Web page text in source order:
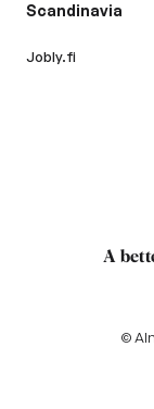
Scandinavia
Jobly.fi
A
©